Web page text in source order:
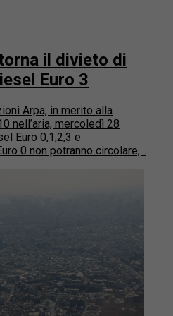
il divieto di
Euro 3
Arpa, in merito alla
nell’aria, mercoledì 28
Euro 0,1,2,3 e
0 non potranno circolare,...